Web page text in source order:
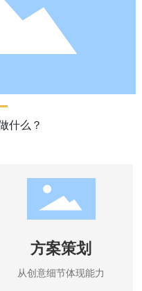
什么？
方案策划
从创意细节体现能力